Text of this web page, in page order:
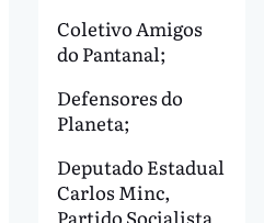
Coletivo Amigos
do Pantanal;
Defensores do
Planeta;
Deputado Estadual
Carlos Minc,
Partido Socialista